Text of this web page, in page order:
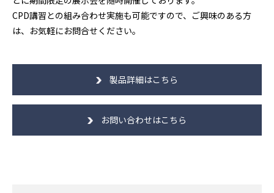
CPD講習との組み合わせ実施も可能ですので、ご興味のある方
は、お気軽にお問合せください。
製品詳細はこちら
お問い合わせはこちら